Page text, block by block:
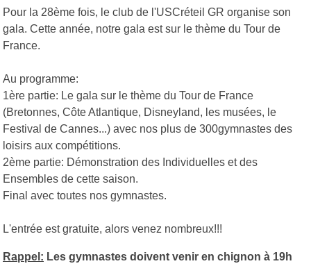
Pour la 28ème fois, le club de l'USCréteil GR organise son
gala. Cette année, notre gala est sur le thème du Tour de
France.
Au programme:
1ère partie: Le gala sur le thème du Tour de France
(Bretonnes, Côte Atlantique, Disneyland, les musées, le
Festival de Cannes...) avec nos plus de 300gymnastes des
loisirs aux compétitions.
2ème partie: Démonstration des Individuelles et des
Ensembles de cette saison.
Final avec toutes nos gymnastes.
L'entrée est gratuite, alors venez nombreux!!!
Rappel: Les gymnastes doivent venir en chignon à 19h